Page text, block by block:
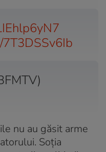
nu au găsit arme
Soția